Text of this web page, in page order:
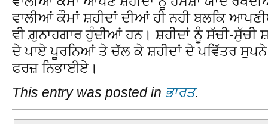
ਵਾਲੀਆਂ ਕੌਮਾਂ ਸ਼ਹੀਦਾਂ ਦੀਆਂ ਹੀ ਨਹੀ ਬਲਕਿ
ਵੀ ਗ਼ੁਨਾਹਗਾਰ ਹੁੰਦੀਆਂ ਹਨ। ਸ਼ਹੀਦਾਂ ਨੂੰ ਸੱਚੀ-ਸੁੱਚੀ
ਦੇ ਪਾਏ ਪੂਰਨਿਆਂ ਤੇ ਚੱਲ ਕੇ ਸ਼ਹੀਦਾਂ ਦੇ ਪਵਿੱਤਰ
ਫਰਜ਼ ਨਿਭਾਈਏ।
This entry was posted in ਭਾਰਤ.